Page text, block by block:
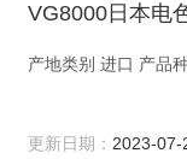
VG8000日本电
更新日期： 2023-07-